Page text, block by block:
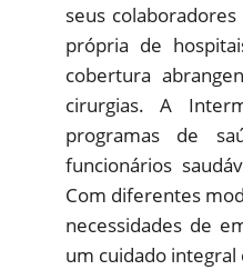
seus
própria de
cobertura
cirurgias. A
programas de
funcionários
Com diferentes
necessidades de
um cuidado integral